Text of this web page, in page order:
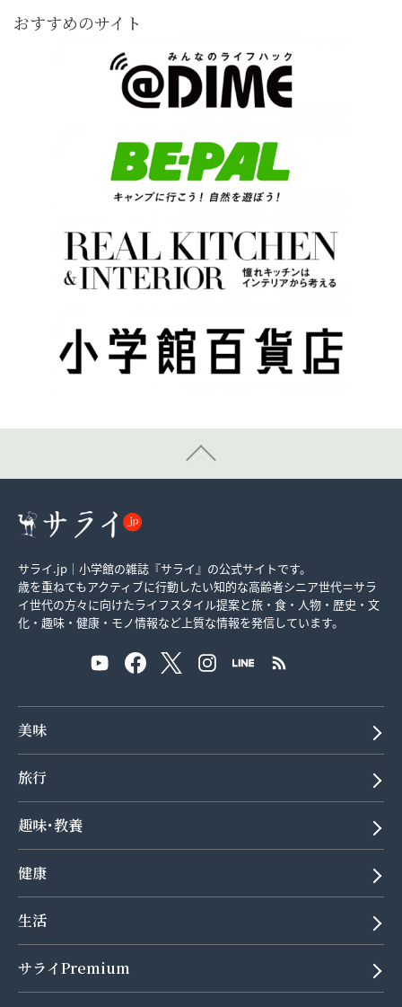
おすすめのサイト
サライ.jp｜小学館の雑誌『サライ』の公式サイトです。
歳を重ねてもアクティブに行動したい知的な高齢者シニア世代＝サラ
イ世代の方々に向けたライフスタイル提案と旅・食・人物・歴史・文
化・趣味・健康・モノ情報など上質な情報を発信しています。
美味
旅行
趣味･教養
健康
生活
サライPremium